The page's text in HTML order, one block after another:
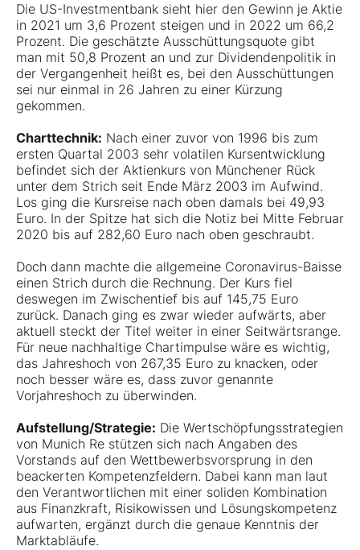
Die US-Investmentbank sieht hier den Gewinn je Aktie
in 2021 um 3,6 Prozent steigen und in 2022 um 66,2
Prozent. Die geschätzte Ausschüttungsquote gibt
man mit 50,8 Prozent an und zur Dividendenpolitik in
der Vergangenheit heißt es, bei den Ausschüttungen
sei nur einmal in 26 Jahren zu einer Kürzung
gekommen.
Charttechnik: Nach einer zuvor von 1996 bis zum
ersten Quartal 2003 sehr volatilen Kursentwicklung
befindet sich der Aktienkurs von Münchener Rück
unter dem Strich seit Ende März 2003 im Aufwind.
Los ging die Kursreise nach oben damals bei 49,93
Euro. In der Spitze hat sich die Notiz bei Mitte Februar
2020 bis auf 282,60 Euro nach oben geschraubt.
Doch dann machte die allgemeine Coronavirus-Baisse
einen Strich durch die Rechnung. Der Kurs fiel
deswegen im Zwischentief bis auf 145,75 Euro
zurück. Danach ging es zwar wieder aufwärts, aber
aktuell steckt der Titel weiter in einer Seitwärtsrange.
Für neue nachhaltige Chartimpulse wäre es wichtig,
das Jahreshoch von 267,35 Euro zu knacken, oder
noch besser wäre es, dass zuvor genannte
Vorjahreshoch zu überwinden.
Aufstellung/Strategie: Die Wertschöpfungsstrategien
von Munich Re stützen sich nach Angaben des
Vorstands auf den Wettbewerbsvorsprung in den
beackerten Kompetenzfeldern. Dabei kann man laut
den Verantwortlichen mit einer soliden Kombination
aus Finanzkraft, Risikowissen und Lösungskompetenz
aufwarten, ergänzt durch die genaue Kenntnis der
Marktabläufe.